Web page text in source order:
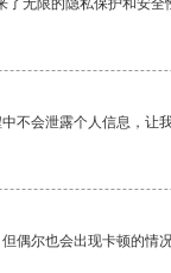
无限的隐私保护和安全
不会泄露个人信息，让我
偶尔也会出现卡顿的情